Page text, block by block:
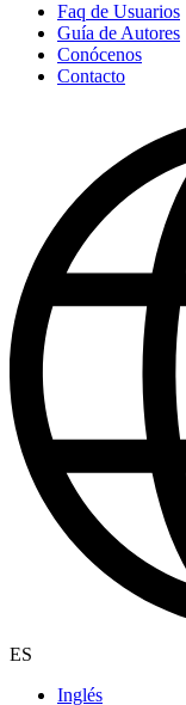
Faq de Usuarios
Guía de Autores
Conócenos
Contacto
ES
Inglés